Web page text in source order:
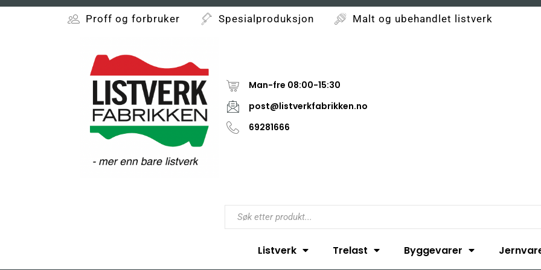
Proff og forbruker Spesialproduksjon Malt og ubehandlet listverk
Man-fre 08:00-15:30
post@listverkfabrikken.no
69281666
Listverk Trelast Byggevarer